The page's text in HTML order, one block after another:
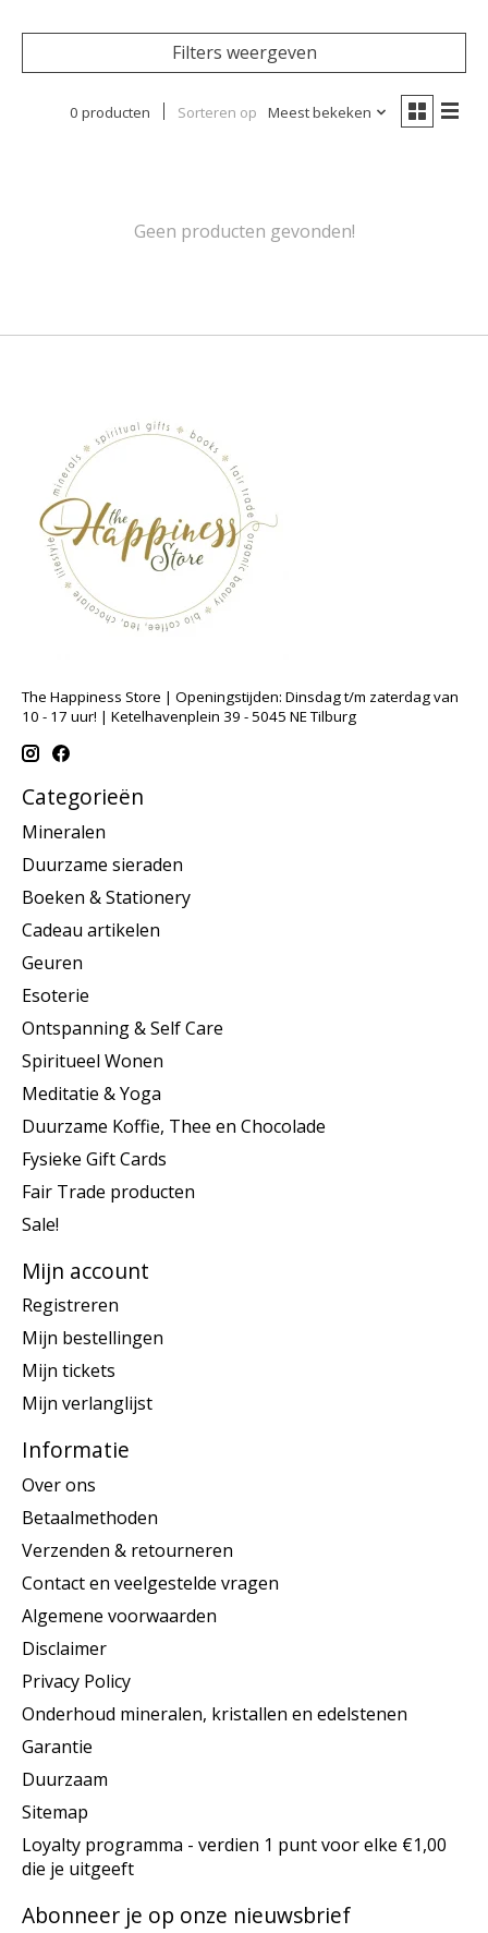
Filters weergeven
0 producten Sorteren op Meest bekeken
Geen producten gevonden!
The Happiness Store | Openingstijden: Dinsdag t/m zaterdag van
10 - 17 uur! | Ketelhavenplein 39 - 5045 NE Tilburg
Categorieën
Mineralen
Duurzame sieraden
Boeken & Stationery
Cadeau artikelen
Geuren
Esoterie
Ontspanning & Self Care
Spiritueel Wonen
Meditatie & Yoga
Duurzame Koffie, Thee en Chocolade
Fysieke Gift Cards
Fair Trade producten
Sale!
Mijn account
Registreren
Mijn bestellingen
Mijn tickets
Mijn verlanglijst
Informatie
Over ons
Betaalmethoden
Verzenden & retourneren
Contact en veelgestelde vragen
Algemene voorwaarden
Disclaimer
Privacy Policy
Onderhoud mineralen, kristallen en edelstenen
Garantie
Duurzaam
Sitemap
Loyalty programma - verdien 1 punt voor elke €1,00
die je uitgeeft
Abonneer je op onze nieuwsbrief